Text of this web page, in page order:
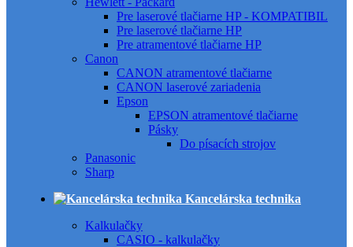
Pre laserové tlačiarne HP - KOMPATIBIL
Pre laserové tlačiarne HP
Pre atramentové tlačiarne HP
Canon
CANON atramentové tlačiarne
CANON laserové zariadenia
Epson
EPSON atramentové tlačiarne
Pásky
Do písacích strojov
Panasonic
Sharp
Kancelárska technika
Kalkulačky
CASIO - kalkulačky